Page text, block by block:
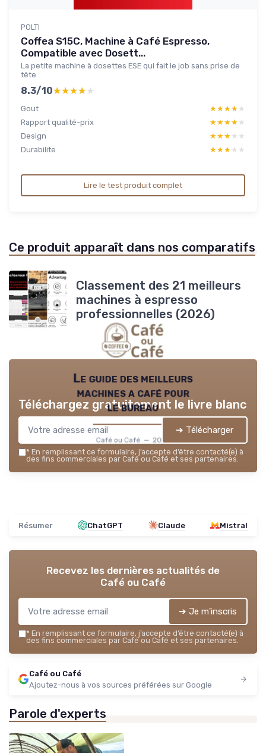
POLTI
Coffea S15C, Machine à Café Espresso,
Compatible avec Dosett...
La petite machine à dosettes ESE qui fait le job sans prise de
tête
8.3/10★★★★★
★★★★★
Gout ★★★★★
★★★★★
Rapport qualité-prix
★★★★★
★★★★★
Design
★★★★★
★★★★★
Durabilite
★★★★★
★★★★★
Lire le test produit complet
Ce produit apparaît dans nos comparatifs
Classement des 21 meilleurs
machines à espresso
professionnelles (2026)
Le guide des meilleurs
machines a café pour
le bureau
Café ou Café — 2026
Téléchargez gratuitement le livre blanc
➔ Télécharger
* En remplissant ce formulaire, j’accepte d’être contacté(e) à
des fins commerciales par Café ou Café et ses partenaires.
Résumer ChatGPT Claude Mistral
Recevez les dernières actualités de
Café ou Café
➔ Je m'inscris
* En remplissant ce formulaire, j’accepte d’être contacté(e) à
des fins commerciales par Café ou Café et ses partenaires.
Café ou Café
Ajoutez-nous à vos sources préférées sur Google
Parole d'experts